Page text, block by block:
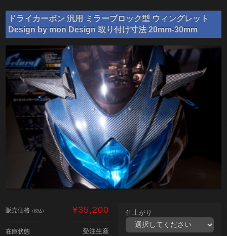
ドライカーボン 汎用 ミラーブロック型 ウィングレット
Design by mon Design 取り付け寸法 20mm-30mm
販売価格 （税込） ¥35,200
在庫状態 受注生産
仕上がり